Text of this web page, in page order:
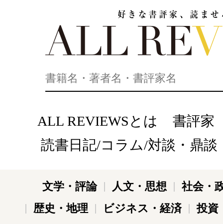
ALL REVIEWSとは
書評家
読書日記/コラム/対談・鼎談
文学・評論 人文・思想
社会・
歴史・地理
ビジネス・経済 投資